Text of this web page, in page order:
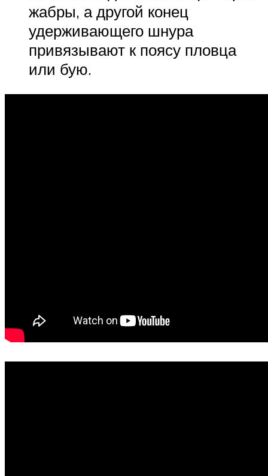
жабры, а другой конец
удерживающего шнура
привязывают к поясу пловца
или бую.